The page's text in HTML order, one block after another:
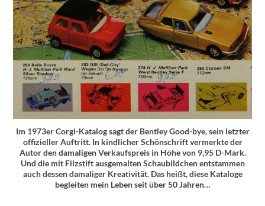
Im 1973er Corgi-Katalog sagt der Bentley Good-bye, sein letzter
offizieller Auftritt. In kindlicher Schönschrift vermerkte der
Autor den damaligen Verkaufspreis in Höhe von 9,95 D-Mark.
Und die mit Filzstift ausgemalten Schaubildchen entstammen
auch dessen damaliger Kreativität. Das heißt, diese Kataloge
begleiten mein Leben seit über 50 Jahren…